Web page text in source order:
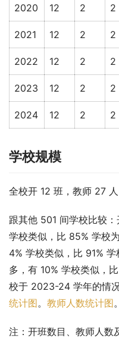
2020 12 2 2
2021 12 2 2
2022 12 2 2
2023 12 2 2
2024 12 2 2
学校规模
全校开 12 班，教师 27
跟其他 501 间学校比较
学校类似，比 85% 学校
4% 学校类似，比 91%
多，有 10% 学校类似，
校于 2023-24 学年的情
统计图。 教师人数统计图
注：开班数目、教师人数